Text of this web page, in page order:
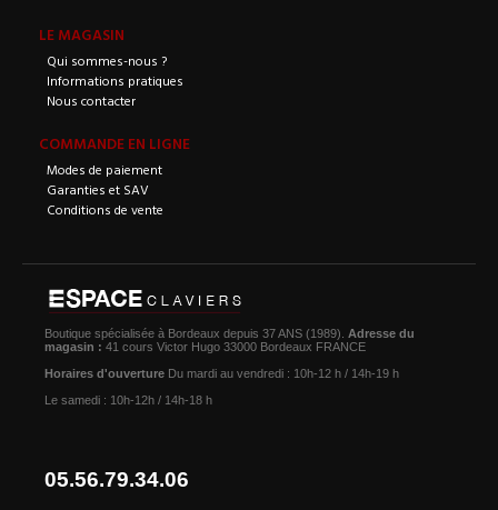
LE MAGASIN
Qui sommes-nous ?
Informations pratiques
Nous contacter
COMMANDE EN LIGNE
Modes de paiement
Garanties et SAV
Conditions de vente
Boutique spécialisée à Bordeaux depuis 37 ANS (1989). Adresse du
magasin : 41 cours Victor Hugo 33000 Bordeaux FRANCE
Horaires d'ouverture Du mardi au vendredi : 10h-12 h / 14h-19 h
Le samedi : 10h-12h / 14h-18 h
05.56.79.34.06